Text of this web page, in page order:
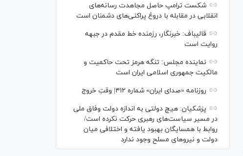
شکست ترامپ حاصل مجاهدت رسانه‌های
انقلابی در مقابله با دروغ پراکنی‌های دشمنان است
قالیباف: خبرنگار، رزمنده خط مقدم در جبهه
روایت است
نماینده مجلس: تنگه هرمز تحت حاکمیت و
مالکیت جمهوری اسلامی ایران است
روزنامه «صدای ایران» شماره ۴۱۲| وقتِ خروج
پزشکیان: هیچ دولتی به اندازه دولت وفاق ملی
در مسیر سیاست‌های رهبری حرکت نکرده است/
روابط با همسایگان بهبود یافته و اختلافی میان
دولت و نیروهای مسلح وجود ندارد